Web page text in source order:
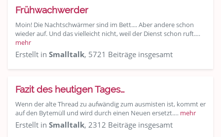
Frühwachwerder
Moin! Die Nachtschwärmer sind im Bett.... Aber andere schon
wieder auf. Und das vielleicht nicht, weil der Dienst schon ruft.…
mehr
Erstellt in Smalltalk, 5721 Beiträge insgesamt
Fazit des heutigen Tages…
Wenn der alte Thread zu aufwändig zum ausmisten ist, kommt er
auf den Bytemüll und wird durch einen Neuen ersetzt.… mehr
Erstellt in Smalltalk, 2312 Beiträge insgesamt